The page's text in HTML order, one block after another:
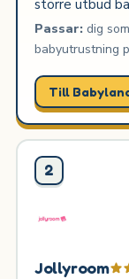
Passar:dig
babyutrustning
Till
2
Jollyroom